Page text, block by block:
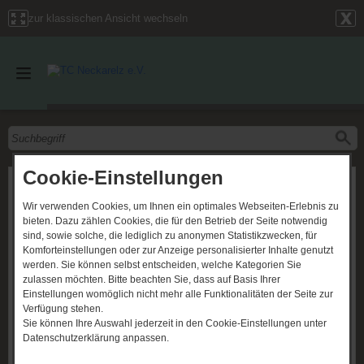
Cookie-Einstellungen
Wir verwenden Cookies, um Ihnen ein optimales Webseiten-Erlebnis zu
bieten. Dazu zählen Cookies, die für den Betrieb der Seite notwendig
sind, sowie solche, die lediglich zu anonymen Statistikzwecken, für
Komforteinstellungen oder zur Anzeige personalisierter Inhalte genutzt
werden. Sie können selbst entscheiden, welche Kategorien Sie
zulassen möchten. Bitte beachten Sie, dass auf Basis Ihrer
Einstellungen womöglich nicht mehr alle Funktionalitäten der Seite zur
Verfügung stehen.
Sie können Ihre Auswahl jederzeit in den Cookie-Einstellungen unter
Datenschutzerklärung anpassen.
zur klassischen Ansicht wechseln
Impressum
Herausgeber
TC Neckarelz
Zum Stadion 20
74821 Mosbach
Telefon:
(0176) 93537100
E-Mail:
vorstandschaft@tcneckarelz.de
Kontakt
Per Kontaktformular